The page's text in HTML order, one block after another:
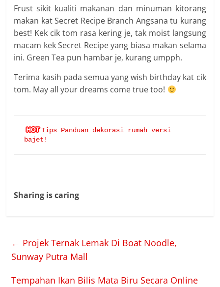
Frust sikit kualiti makanan dan minuman kitorang
makan kat Secret Recipe Branch Angsana tu kurang
best! Kek cik tom rasa kering je, tak moist langsung
macam kek Secret Recipe yang biasa makan selama
ini. Green Tea pun hambar je, kurang umpph.
Terima kasih pada semua yang wish birthday kat cik
tom. May all your dreams come true too!
Tips Panduan dekorasi rumah versi
bajet!
Sharing is caring
← Projek Ternak Lemak Di Boat Noodle,
Sunway Putra Mall
Tempahan Ikan Bilis Mata Biru Secara Online